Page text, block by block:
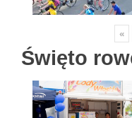
«
Święto